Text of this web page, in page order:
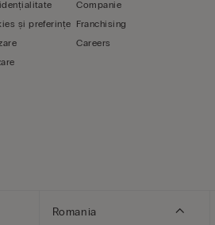
și preferințe
Companie
Franchising
Careers
Romania